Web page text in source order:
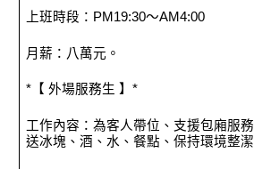
上班時段：PM19:30～AM4:00
月薪：八萬元。
*【 外場服務生 】*
工作內容：為客人帶位、支援包廂服務
送冰塊、酒、水、餐點、保持環境整潔